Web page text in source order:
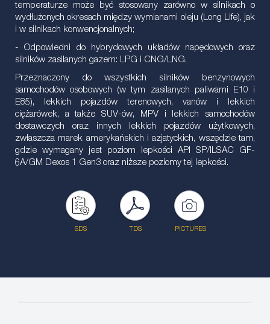
temperaturze może być stosowany zarówno w silnikach o
wydłużonych okresach między wymianami oleju (Long Life), jak
i w silnikach konwencjonalnych;
- Odpowiedni do hybrydowych układów napędowych oraz
silników zasilanych gazem: LPG i CNG/LNG.
Przeznaczony do wszystkich silników benzynowych
samochodów osobowych (w tym zasilanych paliwami E10 i
E85), lekkich pojazdów terenowych, vanów i lekkich
ciężarówek, a także SUV-ów, MPV i lekkich samochodów
dostawczych oraz innych lekkich pojazdów użytkowych,
zwłaszcza marek amerykańskich i azjatyckich, wszędzie tam,
gdzie wymagany jest poziom lepkości API SP/ILSAC GF-
6A/GM Dexos 1 Gen3 oraz niższe poziomy tej lepkości.
SDS TDS PICTURES